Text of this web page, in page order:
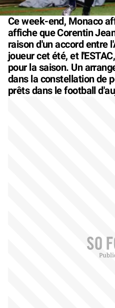
Ce week-end, Monaco
affiche que Corentin
raison d'un accord entre
joueur cet été, et
pour la saison. Un
dans la constellation de
prêts dans le football